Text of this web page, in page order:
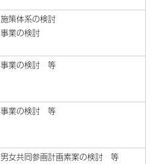
施策体系の検討
事業の検討
事業の検討 等
事業の検討 等
男女共同参画計画素案の検討 等